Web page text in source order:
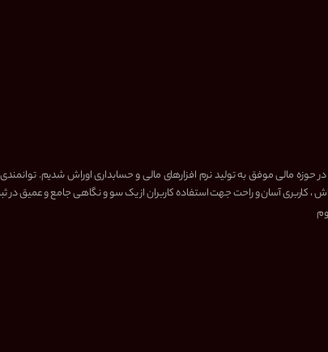
مالی موفق به تولید نرم افزارهای مالی و حسابداری اوراش شدیم.
کاربری آسان و راحت جهت استفاده کاربران از یک سو و نگاهی جامع و عمیق در